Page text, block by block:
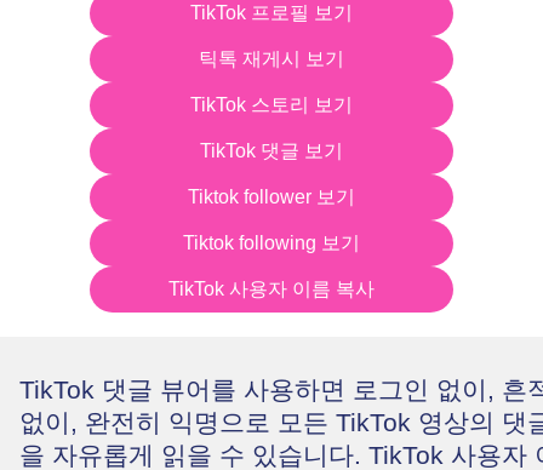
TikTok 프로필 보기
틱톡 재게시 보기
TikTok 스토리 보기
TikTok 댓글 보기
Tiktok follower 보기
Tiktok following 보기
TikTok 사용자 이름 복사
TikTok 댓글 뷰어를 사용하면 로그인 없이, 흔
없이, 완전히 익명으로 모든 TikTok 영상의 댓
을 자유롭게 읽을 수 있습니다. TikTok 사용자